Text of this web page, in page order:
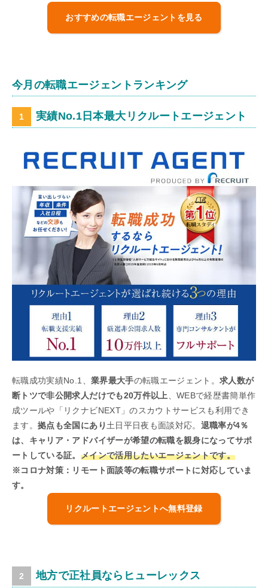
おすすめの転職エージェントを見る
今月の転職エージェントランキング
実績No.1日本最大リクルートエージェント
転職成功実績No.1、 業界最大手の転職エージェント。求人数が
断トツで非公開求人だけでも20万件以上
、WEBで経歴書簡単作
成ツールや「リクナビNEXT」のスカウトサービスも利用でき
ます。拠点も全国にあり 土日平日夜も面談対応。 退職率が4％
は、キャリア・アドバイザーが希望の転職を親身になってサポ
ートしている証。 メインで活用したいエージェントです。
※コロナ対策：リモート面談等の転職サポートに対応していま
す。
リクルートエージェントへ無料登録
地方で正社員ならヒューレックス